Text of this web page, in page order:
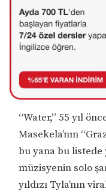
“Water,” 55 yıl
Masekela’nın
bu yana bu
müzisyenin solo
yıldızı Tyla’nın